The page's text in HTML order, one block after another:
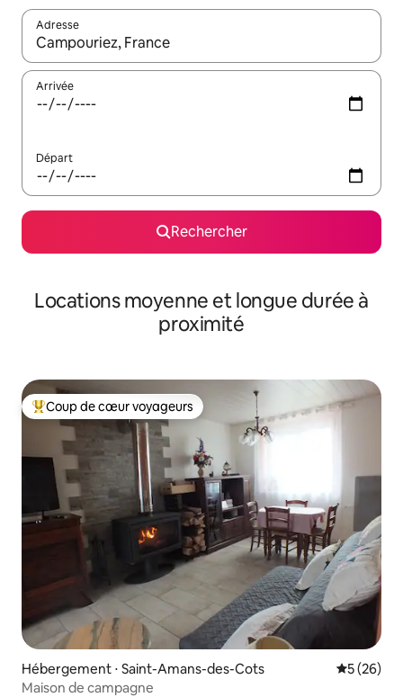
Adresse
Lorsque les résultats s'affichent, utilisez les flèches vers le
Arrivée
Départ
Rechercher
Locations moyenne et longue durée à
proximité
Coups de cœur voyageurs les plus appréciés
Coup de cœur voyageurs
Hébergement ⋅ Saint-Amans-des-Cots
5 (26)
Maison de campagne